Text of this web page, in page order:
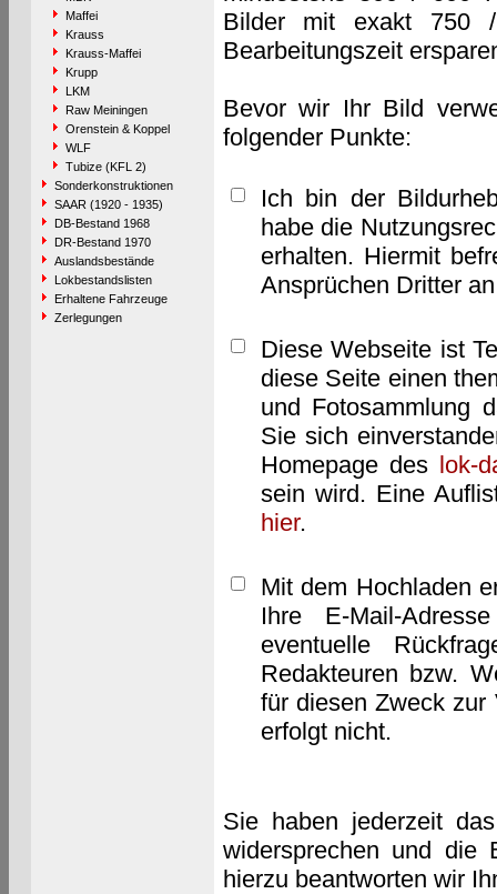
Maffei
Krauss
Krauss-Maffei
Krupp
LKM
Raw Meiningen
Orenstein & Koppel
WLF
Tubize (KFL 2)
Sonderkonstruktionen
SAAR (1920 - 1935)
DB-Bestand 1968
DR-Bestand 1970
Auslandsbestände
Lokbestandslisten
Erhaltene Fahrzeuge
Zerlegungen
Bilder mit exakt 750
Bearbeitungszeit
Bevor wir Ihr Bild
folgender Punkte:
Ich bin der
habe die
erhalten. Hiermit
Ansprüchen Dritter
Diese Webseite ist
diese Seite einen
und Fotosammlung
Sie sich
Homepage des lok-
sein wird. Eine
hier.
Mit dem Hochladen
Ihre E-Mail-
eventuelle
Redakteuren bzw.
für diesen Zweck zur
erfolgt nicht.
Sie haben jederzeit
widersprechen und die
hierzu beantworten wir